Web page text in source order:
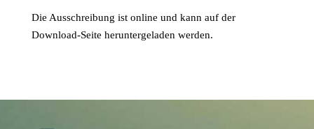
Die Ausschreibung ist online und kann auf der
Download-Seite heruntergeladen werden.